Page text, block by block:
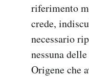
riferimento
crede,
necessario
nessuna
Origene che